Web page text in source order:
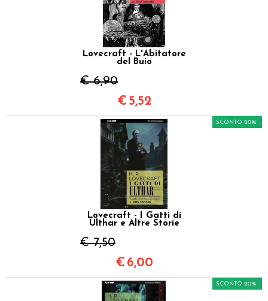
Lovecraft - L'Abitatore
del Buio
€ 6,90
€ 5,52
Lovecraft - I Gatti di
Ulthar e Altre Storie
€ 7,50
SCONTO 20%
€ 6,00
SCONTO 20%